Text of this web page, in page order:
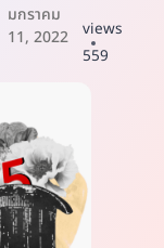
มกราคม
11, 2022
views
559